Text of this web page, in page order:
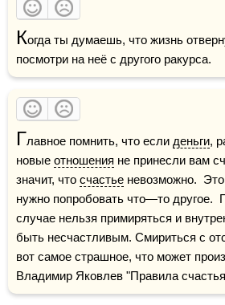
Когда ты думаешь, что жизнь
посмотри на неё с другого ракурса.
Главное помнить, что если деньги,
новые отношения не принесли вам
значит, что счастье невозможно.  Это
нужно попробовать что—то другое.
случае нельзя примиряться и
быть несчастливым. Смириться с
вот самое страшное, что может
Владимир Яковлев "Правила